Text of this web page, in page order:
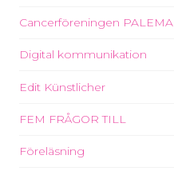
Cancerföreningen PALEMA
Digital kommunikation
Edit Künstlicher
FEM FRÅGOR TILL
Föreläsning